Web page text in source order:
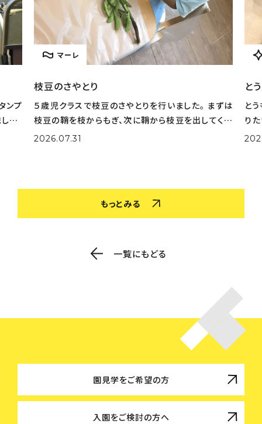
ンプ
。
マーレ
枝豆のさやとり
５歳児クラスで枝豆のさやとりを行いました。 まずは
枝豆の鞘を枝からもぎ、次に鞘から枝豆を出してくれ
ました。 大量の鞘から豆を一生懸命取り出してくれま
2026.07.31
と
と
り
実
もっとみる
一覧にもどる
園見学をご希望の方
入園をご検討の方へ